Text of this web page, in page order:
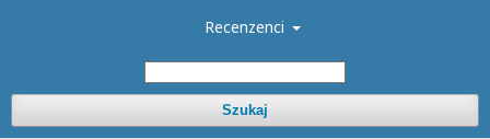
Recenzenci
Szukaj